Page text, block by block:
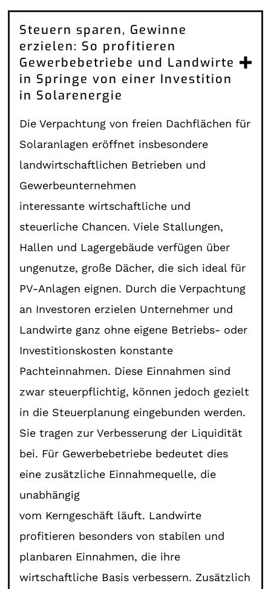
Steuern sparen, Gewinne
erzielen: So profitieren
Gewerbebetriebe und Landwirte
in Springe von einer Investition
in Solarenergie
Die Verpachtung von freien Dachflächen für
Solaranlagen eröffnet insbesondere
landwirtschaftlichen Betrieben und
Gewerbeunternehmen
interessante wirtschaftliche und
steuerliche Chancen. Viele Stallungen,
Hallen und Lagergebäude verfügen über
ungenutze, große Dächer, die sich ideal für
PV-Anlagen eignen. Durch die Verpachtung
an Investoren erzielen Unternehmer und
Landwirte ganz ohne eigene Betriebs- oder
Investitionskosten konstante
Pachteinnahmen. Diese Einnahmen sind
zwar steuerpflichtig, können jedoch gezielt
in die Steuerplanung eingebunden werden.
Sie tragen zur Verbesserung der Liquidität
bei. Für Gewerbebetriebe bedeutet dies
eine zusätzliche Einnahmequelle, die
unabhängig
vom Kerngeschäft läuft. Landwirte
profitieren besonders von stabilen und
planbaren Einnahmen, die ihre
wirtschaftliche Basis verbessern. Zusätzlich